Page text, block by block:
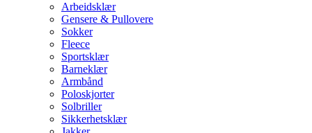
Arbeidsklær
Gensere & Pullovere
Sokker
Fleece
Sportsklær
Barneklær
Armbånd
Poloskjorter
Solbriller
Sikkerhetsklær